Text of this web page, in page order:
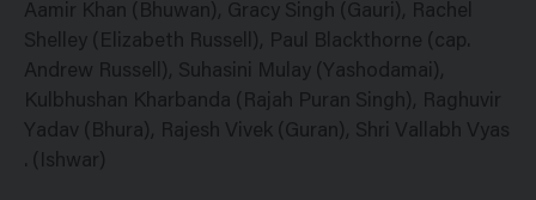
Aamir Khan (Bhuwan), Gracy Singh (Gauri), Rachel
Shelley (Elizabeth Russell), Paul Blackthorne (cap.
Andrew Russell), Suhasini Mulay (Yashodamai),
Kulbhushan Kharbanda (Rajah Puran Singh), Raghuvir
Yadav (Bhura), Rajesh Vivek (Guran), Shri Vallabh Vyas
. (Ishwar)